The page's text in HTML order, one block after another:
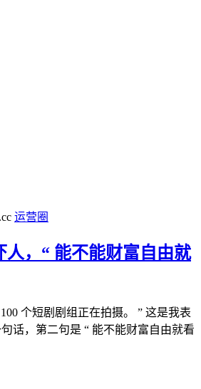
运营圈
人，“ 能不能财富自由就
个短剧剧组正在拍摄。 ” 这是我表
话，第二句是 “ 能不能财富自由就看